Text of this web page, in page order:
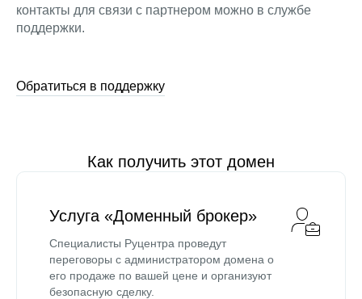
контакты для связи с партнером можно в службе
поддержки.
Обратиться в поддержку
Как получить этот домен
Услуга «Доменный брокер»
Специалисты Руцентра проведут
переговоры с администратором домена о
его продаже по вашей цене и организуют
безопасную сделку.